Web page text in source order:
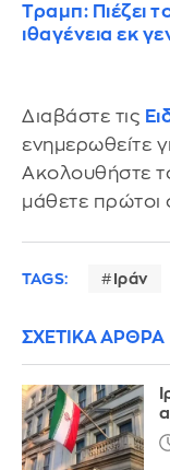
Τραμπ: Πιέζει
ιθαγένεια εκ
Διαβάστε τις
ενημερωθείτε
Ακολουθήστε
μάθετε πρώτοι
TAGS: Ιράν
ΣΧΕΤΙΚΑ ΑΡΘΡΑ